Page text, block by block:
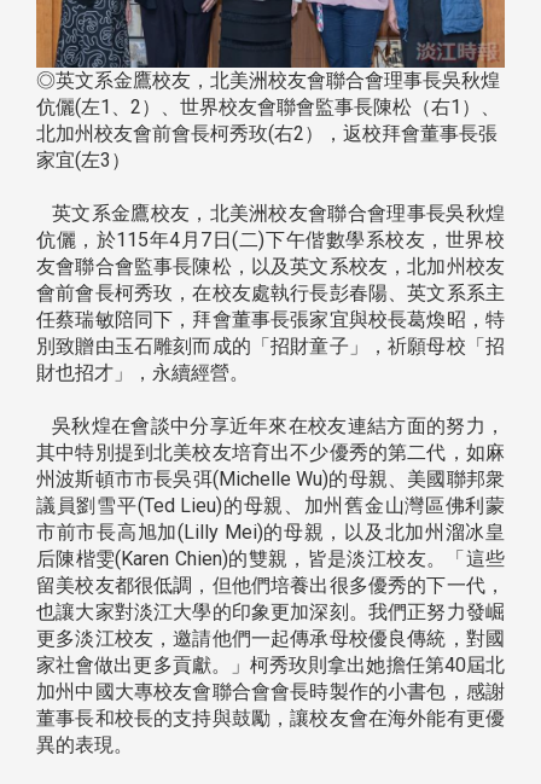
◎英文系金鷹校友，北美洲校友會聯合會理事長吳秋煌
伉儷(左1、2）、世界校友會聯會監事長陳松（右1）、
北加州校友會前會長柯秀玫(右2），返校拜會董事長張
家宜(左3）
英文系金鷹校友，北美洲校友會聯合會理事長吳秋煌
伉儷，於115年4月7日(二)下午偕數學系校友，世界校
友會聯合會監事長陳松，以及英文系校友，北加州校友
會前會長柯秀玫，在校友處執行長彭春陽、英文系系主
任蔡瑞敏陪同下，拜會董事長張家宜與校長葛煥昭，特
別致贈由玉石雕刻而成的「招財童子」，祈願母校「招
財也招才」，永續經營。
吳秋煌在會談中分享近年來在校友連結方面的努力，
其中特別提到北美校友培育出不少優秀的第二代，如麻
州波斯頓市市長吳弭(Michelle Wu)的母親、美國聯邦衆
議員劉雪平(Ted Lieu)的母親、加州舊金山灣區佛利蒙
市前市長高旭加(Lilly Mei)的母親，以及北加州溜冰皇
后陳楷雯(Karen Chien)的雙親，皆是淡江校友。「這些
留美校友都很低調，但他們培養出很多優秀的下一代，
也讓大家對淡江大學的印象更加深刻。我們正努力發崛
更多淡江校友，邀請他們一起傳承母校優良傳統，對國
家社會做出更多貢獻。」柯秀玫則拿出她擔任第40屆北
加州中國大專校友會聯合會會長時製作的小書包，感謝
董事長和校長的支持與鼓勵，讓校友會在海外能有更優
異的表現。